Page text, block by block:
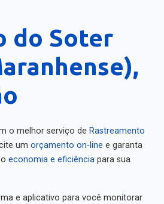
do Soter
o melhor serviço de Rastreamento
um orçamento on-line e garanta
economia e eficiência para sua
e aplicativo para você monitorar